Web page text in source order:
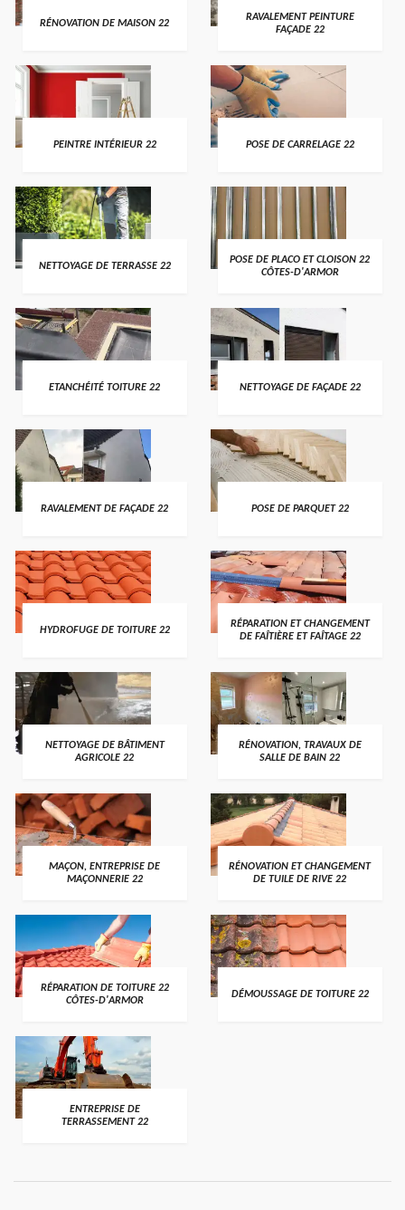
RÉNOVATION DE MAISON 22
RAVALEMENT PEINTURE
FAÇADE 22
PEINTRE INTÉRIEUR 22 POSE DE CARRELAGE 22
NETTOYAGE DE TERRASSE 22
POSE DE PLACO ET CLOISON 22
CÔTES-D'ARMOR
ETANCHÉITÉ TOITURE 22 NETTOYAGE DE FAÇADE 22
RAVALEMENT DE FAÇADE 22 POSE DE PARQUET 22
HYDROFUGE DE TOITURE 22
RÉPARATION ET CHANGEMENT
DE FAÎTIÈRE ET FAÎTAGE 22
NETTOYAGE DE BÂTIMENT
AGRICOLE 22
RÉNOVATION, TRAVAUX DE
SALLE DE BAIN 22
MAÇON, ENTREPRISE DE
MAÇONNERIE 22
RÉNOVATION ET CHANGEMENT
DE TUILE DE RIVE 22
RÉPARATION DE TOITURE 22
CÔTES-D'ARMOR
DÉMOUSSAGE DE TOITURE 22
ENTREPRISE DE
TERRASSEMENT 22